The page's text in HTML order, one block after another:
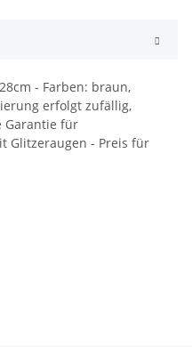
- Farben: braun,
erfolgt zufällig,
Garantie für
Glitzeraugen - Preis für